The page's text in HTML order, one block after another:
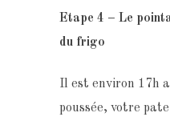
Etape 4 – Le p
du frigo
Il est environ 17h
poussée, votre